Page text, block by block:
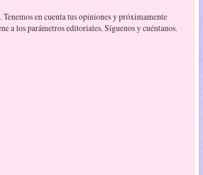
en cuenta tus opiniones y próximamente
a los parámetros editoriales. Síguenos y cuéntanos.